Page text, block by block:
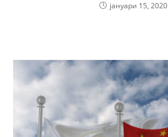
јануари 15, 2020